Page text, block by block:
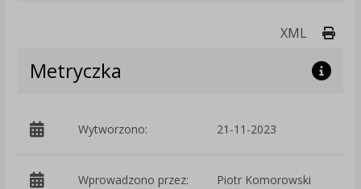
XML
Metryczka
Wytworzono: 21-11-2023
Wprowadzono przez: Piotr Komorowski